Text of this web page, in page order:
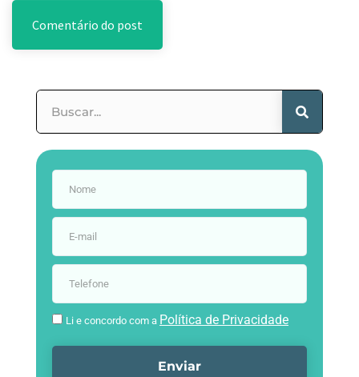
Li e concordo com a Política de Privacidade
Enviar